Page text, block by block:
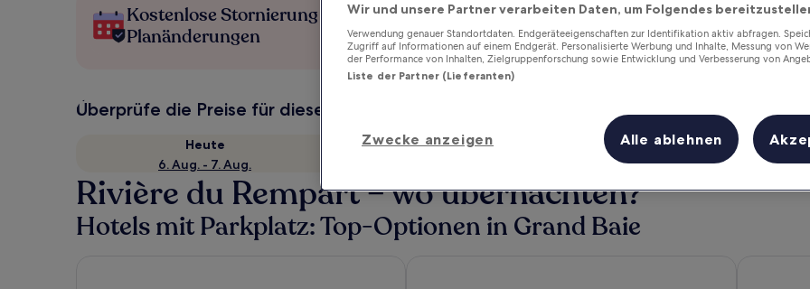
Kostenlose Stornierung bei
Planänderungen
Verdiene Prämien für jede
wahrgenommene Übernachtung
Überprüfe die Preise für diese Daten
Heute
6. Aug. - 7. Aug.
Morgen
Dieses Wochenende
7. Aug. - 9. Aug.
Rivière du Rempart – wo übernachten?
Hotels mit Parkplatz: Top-Optionen in Grand Baie
Wir und unsere Partner verarbeiten Daten, um Folgendes
Verwendung genauer Standortdaten. Endgeräteeigenschaften zur Identifikation aktiv abfragen.
Zugriff auf Informationen auf einem Endgerät. Personalisierte Werbung und Inhalte, Messung von
der Performance von Inhalten, Zielgruppenforschung sowie Entwicklung und Verbesserung von
Liste der Partner (Lieferanten)
Zwecke anzeigen Alle ablehnen